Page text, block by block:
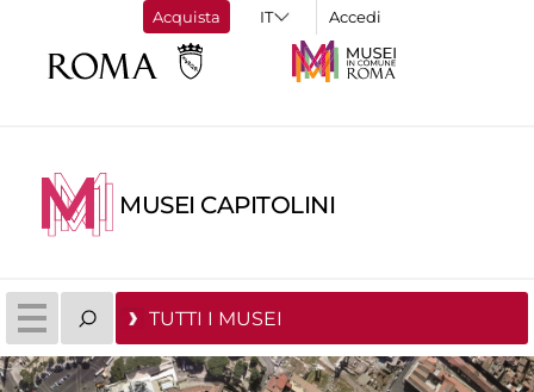
Acquista Accedi
MUSEI CAPITOLINI
TUTTI I MUSEI